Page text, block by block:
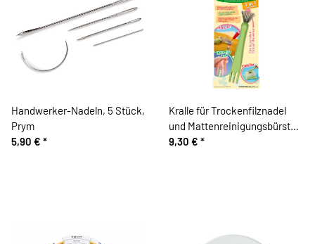
Handwerker-Nadeln, 5 Stück,
Prym
5,90 € *
Kralle für Trockenfilznadel
und Mattenreinigungsbürste,
Clover
9,30 € *